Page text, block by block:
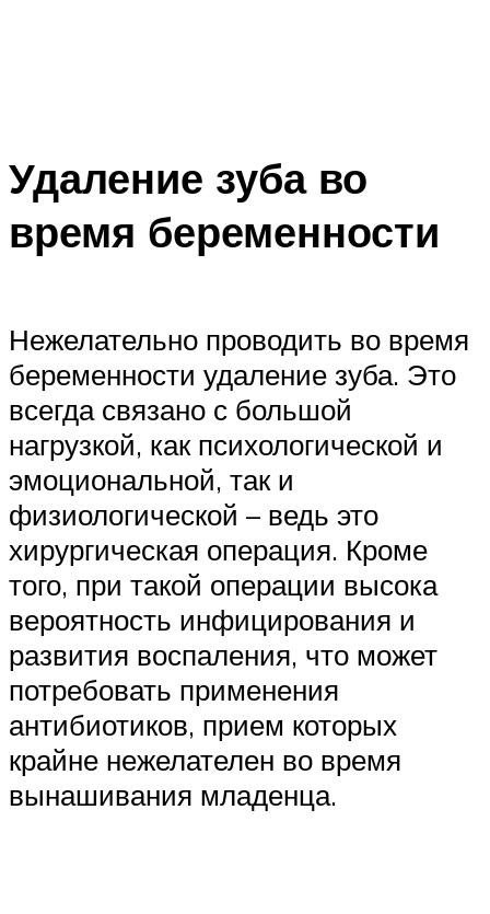
Удаление зуба во
время беременности
Нежелательно проводить во время
беременности удаление зуба. Это
всегда связано с большой
нагрузкой, как психологической и
эмоциональной, так и
физиологической – ведь это
хирургическая операция. Кроме
того, при такой операции высока
вероятность инфицирования и
развития воспаления, что может
потребовать применения
антибиотиков, прием которых
крайне нежелателен во время
вынашивания младенца.